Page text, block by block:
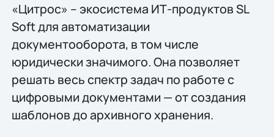
«Цитроc» – экосистема ИТ-продуктов SL
Soft для автоматизации
документооборота, в том числе
юридически значимого. Она позволяет
решать весь спектр задач по работе с
цифровыми документами — от создания
шаблонов до архивного хранения.